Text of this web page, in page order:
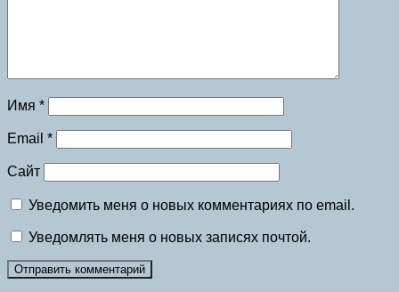
Имя *
Email *
Сайт
Уведомить меня о новых комментариях по email.
Уведомлять меня о новых записях почтой.